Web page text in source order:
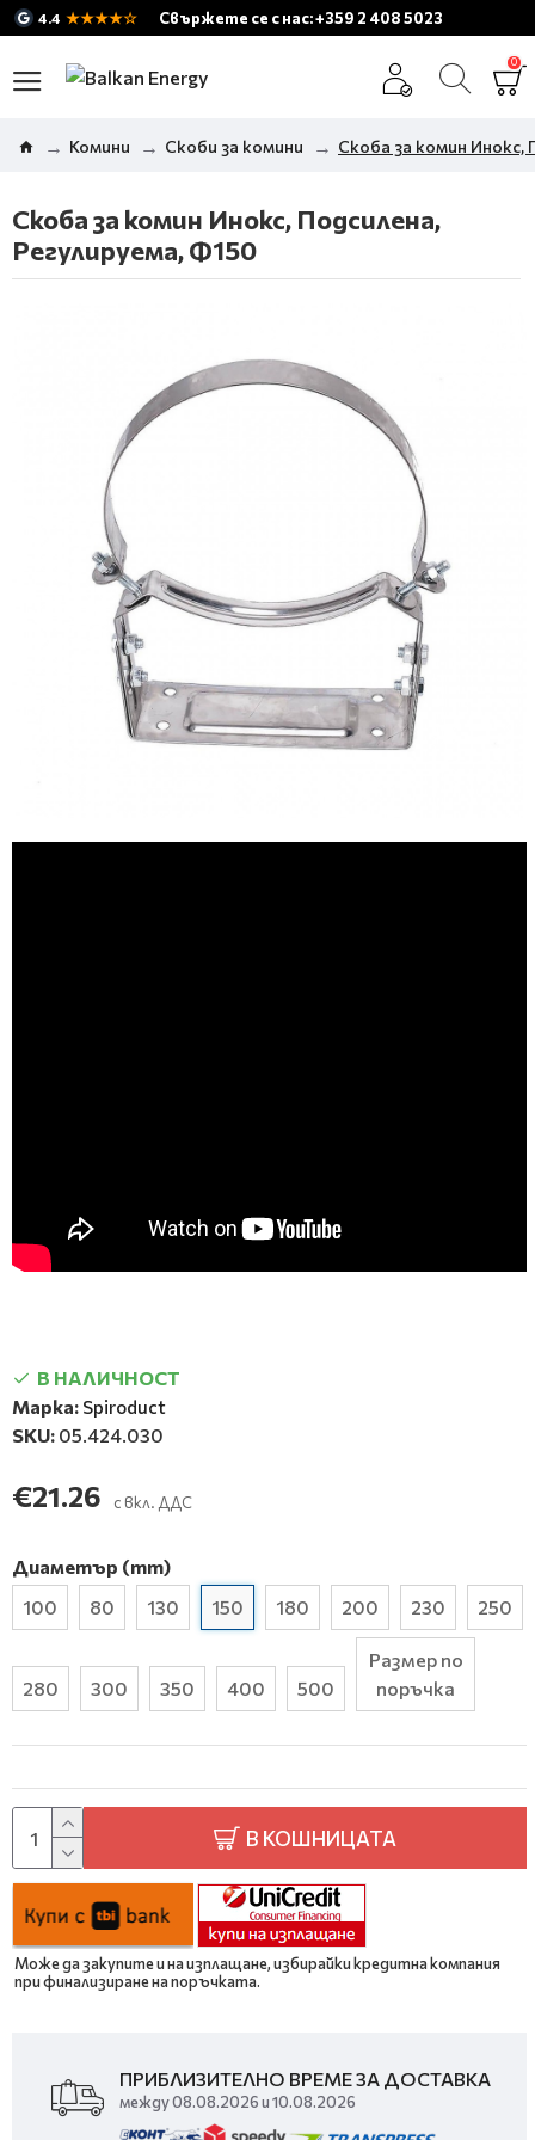
4.4 ★★★★☆ Свържете се с нас: +359 2 408 5023
0
Комини Скоби за комини Скоба за комин Инокс,
Скоба за комин Инокс, Подсилена,
Регулируема, Ф150
В НАЛИЧНОСТ
Марка: Spiroduct
SKU: 05.424.030
€21.26 с вкл. ДДС
Диаметър (mm)
100
80 130 150 180 200 230 250
280 300 350 400 500
Размер по
поръчка
В КОШНИЦАТА
Може да закупите и на изплащане, избирайки кредитна компания
при финализиране на поръчката.
ПРИБЛИЗИТЕЛНО ВРЕМЕ ЗА ДОСТАВКА
между 08.08.2026 и 10.08.2026